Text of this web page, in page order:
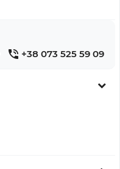
+38 073 525 59 09